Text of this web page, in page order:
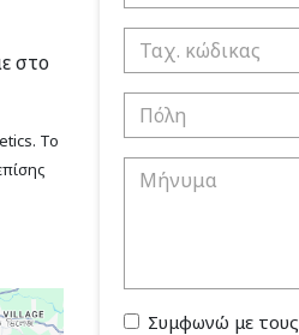
στο
Το
Συμφωνώ με τους